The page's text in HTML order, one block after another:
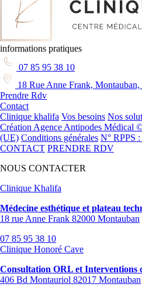
informations pratiques
07 85 95 38 10
18 Rue Anne Frank, Montauban,
Prendre Rdv
Contact
Clinique khalifa Vos besoins Nos
Création Agence Antipodes Médical
(UE) Conditions générales N° RPPS
CONTACT PRENDRE RDV
NOUS CONTACTER
Clinique Khalifa
Médecine esthétique et plateau
18 rue Anne Frank 82000 Montauban
07 85 95 38 10
Clinique Honoré Cave
Consultation ORL et Interventions
406 Bd Montauriol 82017 Montauban